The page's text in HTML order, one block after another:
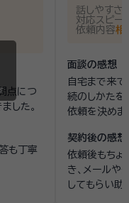
点につ
した。
も丁寧
話しやすさ
対応スピー
依頼内容相
面談の感想
自宅まで来て
続のしかたを
依頼を決めま
契約後の感想
依頼後もちょ
き、メールや
してもらい助